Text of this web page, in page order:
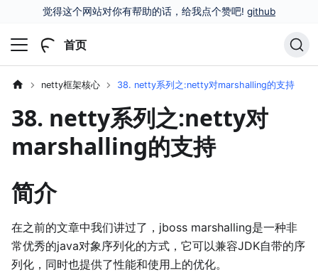
觉得这个网站对你有帮助的话，给我点个赞吧! github
首页
netty框架核心 38. netty系列之:netty对marshalling的支持
38. netty系列之:netty对
marshalling的支持
简介
在之前的文章中我们讲过了，jboss marshalling是一种非
常优秀的java对象序列化的方式，它可以兼容JDK自带的序
列化，同时也提供了性能和使用上的优化。